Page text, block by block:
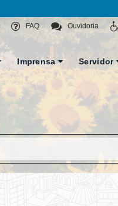
Ouvidoria
FAQ
Imprensa Servidor